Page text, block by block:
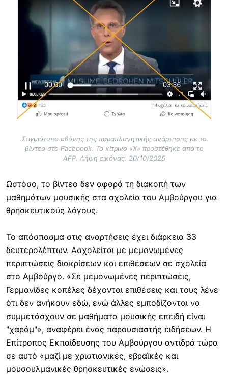
Στιγμιότυπο οθόνης της παραπλανητικής ανάρτησης με το
βίντεο στο Facebook. Το κίτρινο «Χ» προστέθηκε από το
AFP. Λήψη εικόνας: 20/10/2025
Ωστόσο, το βίντεο δεν αφορά τη διακοπή των
μαθημάτων μουσικής στα σχολεία του Αμβούργου για
θρησκευτικούς λόγους.
Το απόσπασμα στις αναρτήσεις έχει διάρκεια 33
δευτερολέπτων. Ασχολείται με μεμονωμένες
περιπτώσεις διακρίσεων και επιθέσεων σε σχολεία
στο Αμβούργο. «Σε μεμονωμένες περιπτώσεις,
Γερμανίδες κοπέλες δέχονται επιθέσεις και τους λένε
ότι δεν ανήκουν εδώ, ενώ άλλες εμποδίζονται να
συμμετάσχουν σε μαθήματα μουσικής επειδή είναι
"χαράμ"», αναφέρει ένας παρουσιαστής ειδήσεων. Η
Επίτροπος Εκπαίδευσης του Αμβούργου αντιδρά τώρα
σε αυτό «μαζί με χριστιανικές, εβραϊκές και
μουσουλμανικές θρησκευτικές ενώσεις».